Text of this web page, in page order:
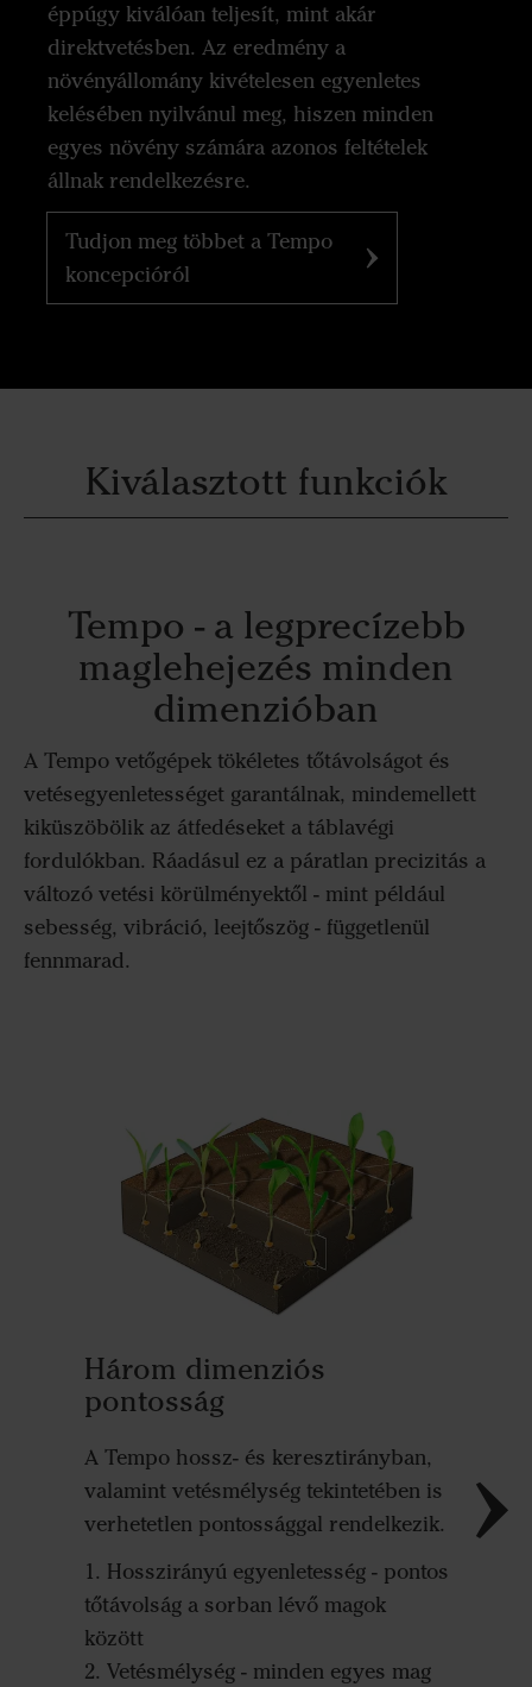
éppúgy kiválóan teljesít, mint akár
direktvetésben. Az eredmény a
növényállomány kivételesen egyenletes
kelésében nyilvánul meg, hiszen minden
egyes növény számára azonos feltételek
állnak rendelkezésre.
Tudjon meg többet a Tempo
koncepcióról
Kiválasztott funkciók
Tempo - a legprecízebb
maglehejezés minden
dimenzióban
A Tempo vetőgépek tökéletes tőtávolságot és
vetésegyenletességet garantálnak, mindemellett
kiküszöbölik az átfedéseket a táblavégi
fordulókban. Ráadásul ez a páratlan precizitás a
változó vetési körülményektől - mint például
sebesség, vibráció, leejtőszög - függetlenül
fennmarad.
Három dimenziós
pontosság
A Tempo hossz- és keresztirányban,
valamint vetésmélység tekintetében is
verhetetlen pontossággal rendelkezik.
1. Hosszirányú egyenletesség - pontos
tőtávolság a sorban lévő magok
között
2. Vetésmélység - minden egyes mag